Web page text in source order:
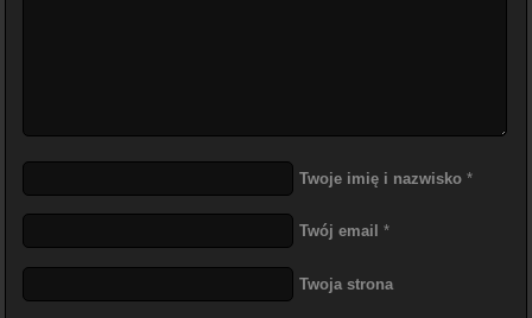
Twoje imię i nazwisko *
Twój email *
Twoja strona